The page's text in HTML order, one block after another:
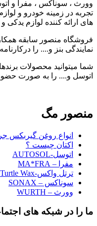
وورث ، سوناکس ، مفرا و
تجربه در زمینه خودرو و
های ارائه کننده لوازم یدکی
فروشگاه منصور سابقه
نمایندگی بنز و.... را
شما میتوانید محصولات
اتوسل و.... را به صورت
منصور مگ
انواع روغن گیربکس
اکتان چیست ؟
اتوسل-AUTOSOL
مفرا – MA*FRA
ترتل واکس-Turtle Wax
سوناکس – SONAX
وورث – WURTH
ما را در شبکه های